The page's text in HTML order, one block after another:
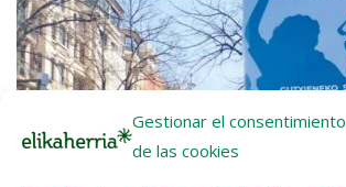
Gestionar el consentimiento
de las cookies